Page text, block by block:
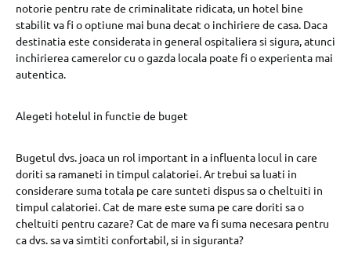
notorie pentru rate de criminalitate ridicata, un hotel bine
stabilit va fi o optiune mai buna decat o inchiriere de casa. Daca
destinatia este considerata in general ospitaliera si sigura, atunci
inchirierea camerelor cu o gazda locala poate fi o experienta mai
autentica.
Alegeti hotelul in functie de buget
Bugetul dvs. joaca un rol important in a influenta locul in care
doriti sa ramaneti in timpul calatoriei. Ar trebui sa luati in
considerare suma totala pe care sunteti dispus sa o cheltuiti in
timpul calatoriei. Cat de mare este suma pe care doriti sa o
cheltuiti pentru cazare? Cat de mare va fi suma necesara pentru
ca dvs. sa va simtiti confortabil, si in siguranta?